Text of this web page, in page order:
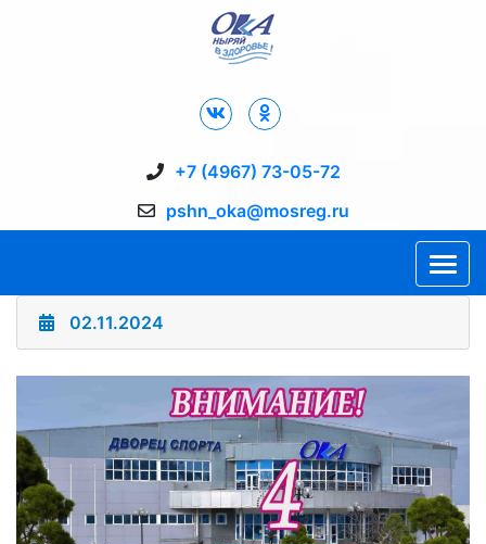
+7 (4967) 73-05-72
pshn_oka@mosreg.ru
02.11.2024